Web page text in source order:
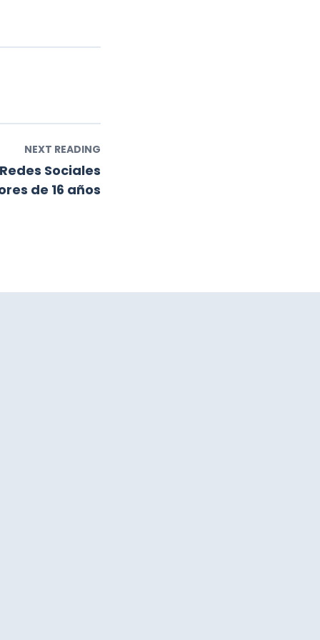
NEXT READING
Sociales
de 16 años